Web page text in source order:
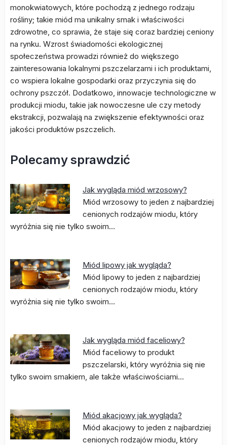
monokwiatowych, które pochodzą z jednego rodzaju
rośliny; takie miód ma unikalny smak i właściwości
zdrowotne, co sprawia, że staje się coraz bardziej ceniony
na rynku. Wzrost świadomości ekologicznej
społeczeństwa prowadzi również do większego
zainteresowania lokalnymi pszczelarzami i ich produktami,
co wspiera lokalne gospodarki oraz przyczynia się do
ochrony pszczół. Dodatkowo, innowacje technologiczne w
produkcji miodu, takie jak nowoczesne ule czy metody
ekstrakcji, pozwalają na zwiększenie efektywności oraz
jakości produktów pszczelich.
Polecamy sprawdzić
Jak wygląda miód wrzosowy?
Miód wrzosowy to jeden z najbardziej
cenionych rodzajów miodu, który
wyróżnia się nie tylko swoim…
Miód lipowy jak wygląda?
Miód lipowy to jeden z najbardziej
cenionych rodzajów miodu, który
wyróżnia się nie tylko swoim…
Jak wygląda miód faceliowy?
Miód faceliowy to produkt
pszczelarski, który wyróżnia się nie
tylko swoim smakiem, ale także właściwościami…
Miód akacjowy jak wygląda?
Miód akacjowy to jeden z najbardziej
cenionych rodzajów miodu, który